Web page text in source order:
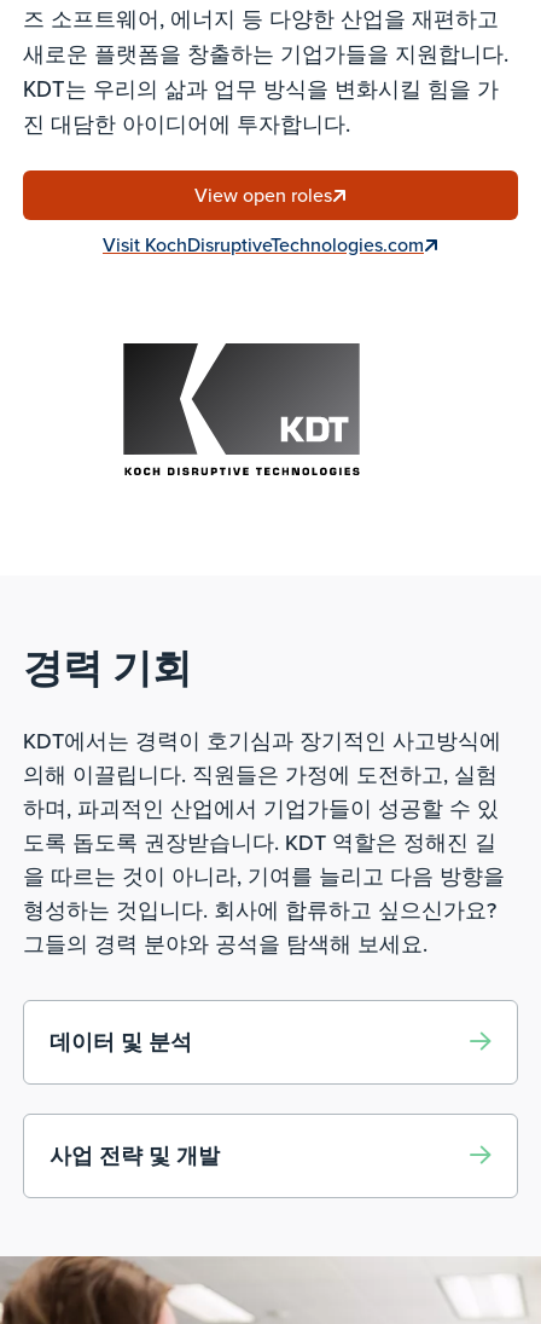
즈 소프트웨어, 에너지 등 다양한 산업을 재편하고
새로운 플랫폼을 창출하는 기업가들을 지원합니다.
KDT는 우리의 삶과 업무 방식을 변화시킬 힘을 가
진 대담한 아이디어에 투자합니다.
View open roles
Visit KochDisruptiveTechnologies.com
경력 기회
KDT에서는 경력이 호기심과 장기적인 사고방식에
의해 이끌립니다. 직원들은 가정에 도전하고, 실험
하며, 파괴적인 산업에서 기업가들이 성공할 수 있
도록 돕도록 권장받습니다. KDT 역할은 정해진 길
을 따르는 것이 아니라, 기여를 늘리고 다음 방향을
형성하는 것입니다. 회사에 합류하고 싶으신가요?
그들의 경력 분야와 공석을 탐색해 보세요.
데이터 및 분석
사업 전략 및 개발